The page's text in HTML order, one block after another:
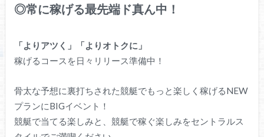
◎常に稼げる最先端ド真ん中！
「よりアツく」「よりオトクに」
稼げるコースを日々リリース準備中！
骨太な予想に裏打ちされた競艇でもっと楽しく稼げるNEW
プランにBIGイベント！
競艇で当てる楽しみと、競艇で稼ぐ楽しみをセントラルス